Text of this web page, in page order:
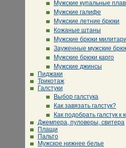
Мужские купальные
Мужские галифе
Мужские летние брюки
Кожаные штаны
Мужские брюки милитари
Зауженные мужские
Мужские брюки карго
Мужские джинсы
Пиджаки
Трикотаж
Галстуки
Выбор галстука
Как завязать галстук?
Как подобрать галстук к
Джемпера, пуловеры, свитера
Плащи
Пальто
Мужское нижнее белье